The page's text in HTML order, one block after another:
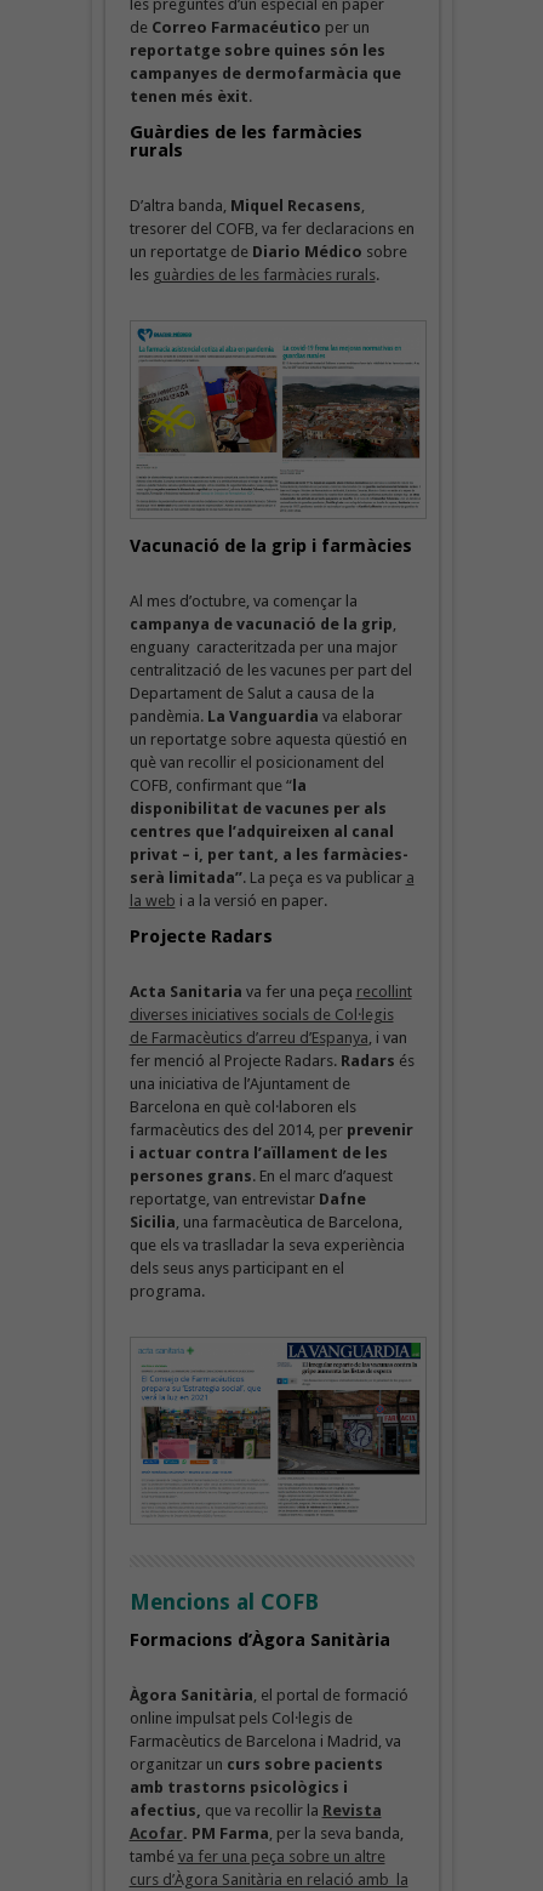
les preguntes d’un especial en paper
de Correo Farmacéutico per un
reportatge sobre quines són les
campanyes de dermofarmàcia que
tenen més èxit.
Guàrdies de les farmàcies
rurals
D’altra banda, Miquel Recasens
tresorer del COFB, va fer declaracions en
un reportatge de Diario Médico sobre
les guàrdies de les farmàcies rurals.
Vacunació de la grip i farmàcies
Al mes d’octubre, va començar la
campanya de vacunació de la grip,
enguany caracteritzada per una major
centralització de les vacunes per part del
Departament de Salut a causa de la
pandèmia. La Vanguardia va elaborar
un reportatge sobre aquesta qüestió en
què van recollir el posicionament del
COFB, confirmant que “la
disponibilitat de vacunes per als
centres que l’adquireixen al canal
privat – i, per tant, a les farmàcies-
serà limitada”. La peça es va publicar a
la web i a la versió en paper.
Projecte Radars
Acta Sanitaria va fer una peça recollint
diverses iniciatives socials de Col·legis
de Farmacèutics d’arreu d’Espanya, i van
fer menció al Projecte Radars. Radars és
una iniciativa de l’Ajuntament de
Barcelona en què col·laboren els
farmacèutics des del 2014, per prevenir
i actuar contra l’aïllament de les
persones grans. En el marc d’aquest
reportatge, van entrevistar Dafne
Sicilia, una farmacèutica de Barcelona,
que els va traslladar la seva experiència
dels seus anys participant en el
programa.
Mencions al COFB
Formacions d’Àgora Sanitària
Àgora Sanitària , el portal de formació
online impulsat pels Col·legis de
Farmacèutics de Barcelona i Madrid, va
organitzar un curs sobre pacients
amb trastorns psicològics i
afectius, que va recollir la Revista
Acofar. PM Farma , per la seva banda,
també va fer una peça sobre un altre
curs d’Àgora Sanitària en relació amb la